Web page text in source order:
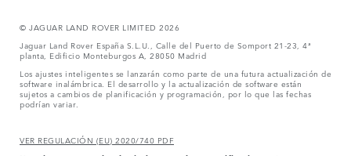
© JAGUAR LAND ROVER LIMITED 2026
Jaguar Land Rover España S.L.U., Calle del Puerto de Somport 21-23, 4ª
planta, Edificio Monteburgos A, 28050 Madrid
Los ajustes inteligentes se lanzarán como parte de una futura actualización de
software inalámbrica. El desarrollo y la actualización de software están
sujetos a cambios de planificación y programación, por lo que las fechas
podrían variar.
VER REGULACIÓN (EU) 2020/740 PDF